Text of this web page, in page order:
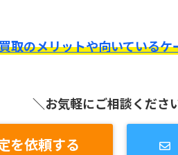
取のメリットや向いているケ
＼お気軽にご相談くださ
を依頼する